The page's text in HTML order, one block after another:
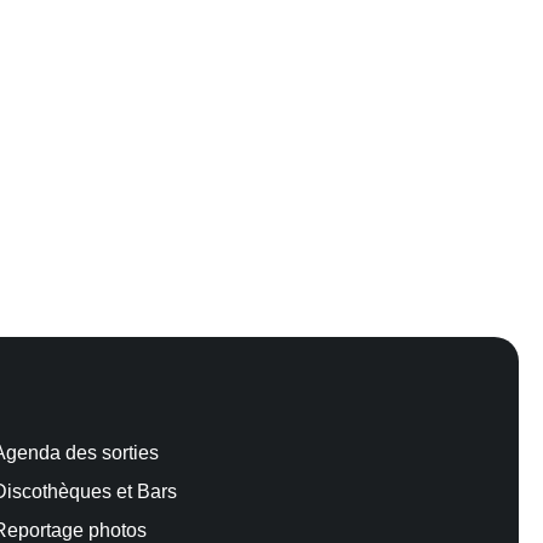
des sorties
et Bars
photos